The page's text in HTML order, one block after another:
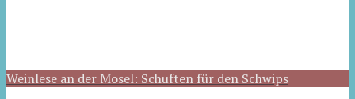
Weinlese an der Mosel: Schuften für den Schwips